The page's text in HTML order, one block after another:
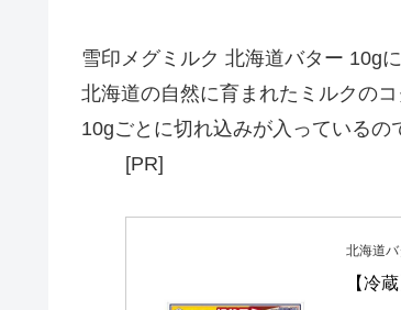
雪印メグミルク 北海道バター 10g
北海道の自然に育まれたミルクの
10gごとに切れ込みが入っているの
[PR]
北海道バ
【冷